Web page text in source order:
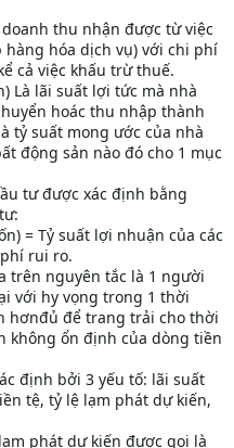
thu nhận được từ việc
hàng hóa dịch vụ) với chi phí
cả việc khấu trừ thuế.
Là lãi suất lợi tức mà nhà
hoác thu nhập thành
tỷ suất mong ước của nhà
động sản nào đó cho 1 mục
tư được xác định bằng
= Tỷ suất lợi nhuận của các
rui ro.
trên nguyên tắc là 1 người
với hy vọng trong 1 thời
hơnđủ để trang trải cho thời
không ổn định của dòng tiền
định bởi 3 yếu tố: lãi suất
tệ, tỷ lệ lạm phát dự kiến,
phát dự kiến được gọi là